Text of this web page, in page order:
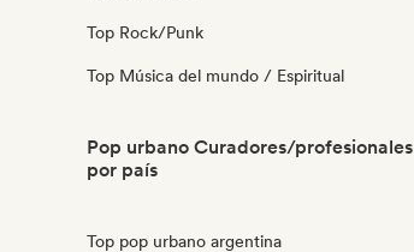
Top Rock/Punk
Top Música del mundo / Espiritual
Pop urbano Curadores/profesionales
por país
Top pop urbano argentina